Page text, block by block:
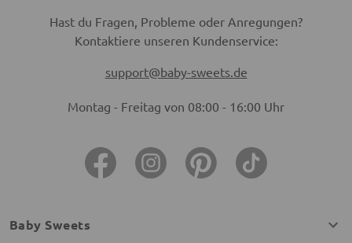
Hast du Fragen, Probleme oder Anregungen?
Kontaktiere unseren Kundenservice:
support@baby-sweets.de
Montag - Freitag von 08:00 - 16:00 Uhr
Baby Sweets